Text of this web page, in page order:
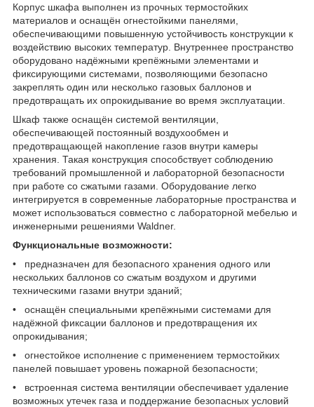
Корпус шкафа выполнен из прочных термостойких
материалов и оснащён огнестойкими панелями,
обеспечивающими повышенную устойчивость конструкции к
воздействию высоких температур. Внутреннее пространство
оборудовано надёжными крепёжными элементами и
фиксирующими системами, позволяющими безопасно
закреплять один или несколько газовых баллонов и
предотвращать их опрокидывание во время эксплуатации.
Шкаф также оснащён системой вентиляции,
обеспечивающей постоянный воздухообмен и
предотвращающей накопление газов внутри камеры
хранения. Такая конструкция способствует соблюдению
требований промышленной и лабораторной безопасности
при работе со сжатыми газами. Оборудование легко
интегрируется в современные лабораторные пространства и
может использоваться совместно с лабораторной мебелью и
инженерными решениями Waldner.
Функциональные возможности:
• предназначен для безопасного хранения одного или
нескольких баллонов со сжатым воздухом и другими
техническими газами внутри зданий;
• оснащён специальными крепёжными системами для
надёжной фиксации баллонов и предотвращения их
опрокидывания;
• огнестойкое исполнение с применением термостойких
панелей повышает уровень пожарной безопасности;
• встроенная система вентиляции обеспечивает удаление
возможных утечек газа и поддержание безопасных условий